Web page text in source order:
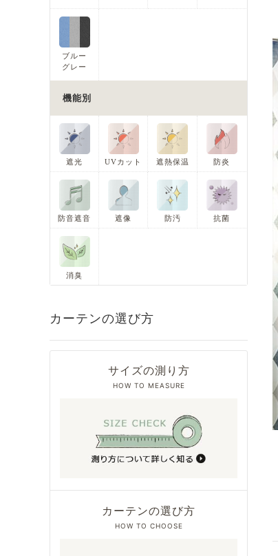
ブルー
グレー
機能別
遮光 UVカット 遮熱保温 防炎
防音遮音 遮像 防汚 抗菌
消臭
カーテンの選び方
サイズの測り方
HOW TO MEASURE
カーテンの選び方
HOW TO CHOOSE